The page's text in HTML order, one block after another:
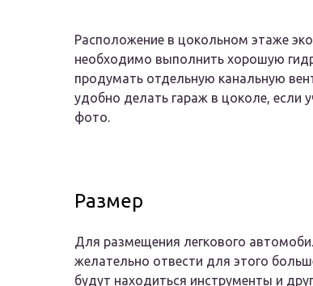
Расположение в цокольном этаже
необходимо выполнить хорошую
продумать отдельную канальную
удобно делать гараж в цоколе, если
фото.
Размер
Для размещения легкового
желательно отвести для этого
будут находиться инструменты и